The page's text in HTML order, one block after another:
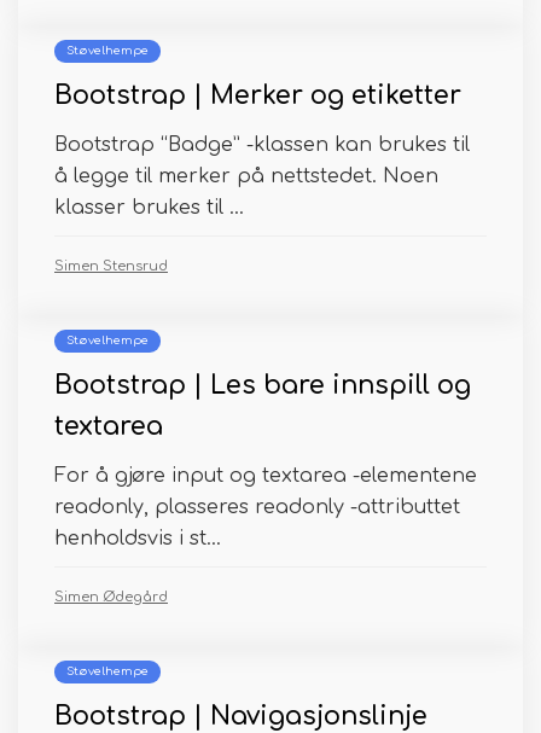
Støvelhempe
Bootstrap | Merker og etiketter
Bootstrap “Badge” -klassen kan brukes til
å legge til merker på nettstedet. Noen
klasser brukes til ...
Simen Stensrud
Støvelhempe
Bootstrap | Les bare innspill og
textarea
For å gjøre input og textarea -elementene
readonly, plasseres readonly -attributtet
henholdsvis i st...
Simen Ødegård
Støvelhempe
Bootstrap | Navigasjonslinje